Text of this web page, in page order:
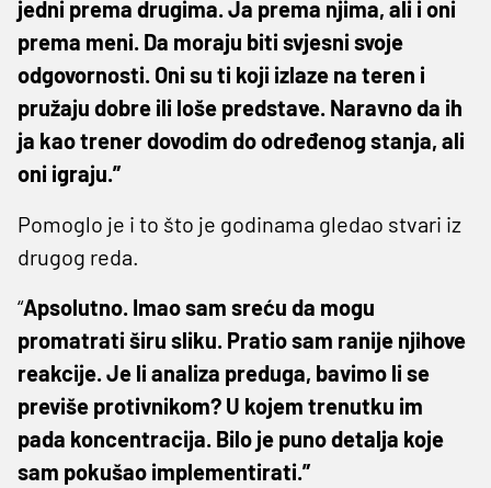
jedni prema drugima. Ja prema njima, ali i oni
prema meni. Da moraju biti svjesni svoje
odgovornosti. Oni su ti koji izlaze na teren i
pružaju dobre ili loše predstave. Naravno da ih
ja kao trener dovodim do određenog stanja, ali
oni igraju.”
Pomoglo je i to što je godinama gledao stvari iz
drugog reda.
“Apsolutno. Imao sam sreću da mogu
promatrati širu sliku. Pratio sam ranije njihove
reakcije. Je li analiza preduga, bavimo li se
previše protivnikom? U kojem trenutku im
pada koncentracija. Bilo je puno detalja koje
sam pokušao implementirati.”